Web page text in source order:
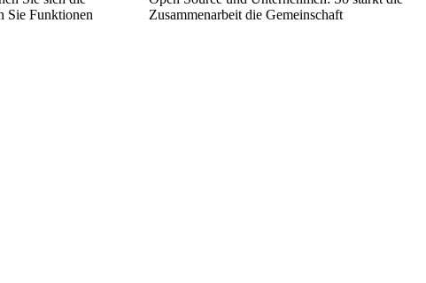
Sie Funktionen
Zusammenarbeit die Gemeinschaft